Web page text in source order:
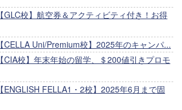
【GLC校】航空券＆アクティビティ付き！お得
【CELLA Uni/Premium校】2025年のキャンパ...
【CIA校】年末年始の留学、＄200値引きプロモ
【ENGLISH FELLA1・2校】2025年6月まで固